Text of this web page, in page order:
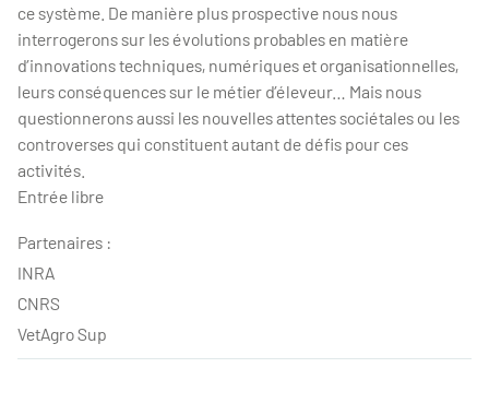
ce système. De manière plus prospective nous nous
interrogerons sur les évolutions probables en matière
d’innovations techniques, numériques et organisationnelles,
leurs conséquences sur le métier d’éleveur… Mais nous
questionnerons aussi les nouvelles attentes sociétales ou les
controverses qui constituent autant de défis pour ces
activités.
Entrée libre
Partenaires :
INRA
CNRS
VetAgro Sup